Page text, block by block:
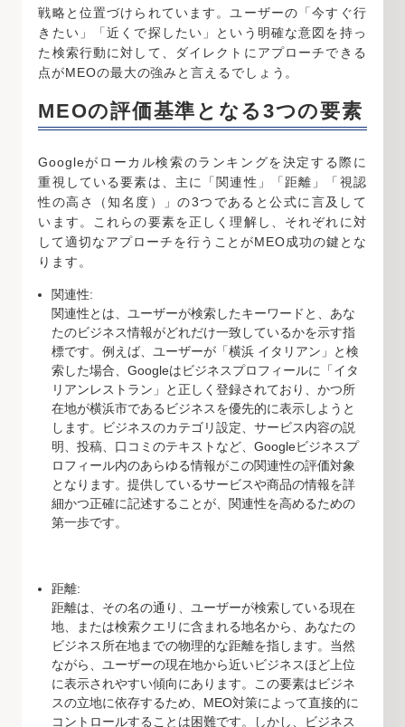
戦略と位置づけられています。ユーザーの「今すぐ行
きたい」「近くで探したい」という明確な意図を持っ
た検索行動に対して、ダイレクトにアプローチできる
点がMEOの最大の強みと言えるでしょう。
MEOの評価基準となる3つの要素
Googleがローカル検索のランキングを決定する際に
重視している要素は、主に「関連性」「距離」「視認
性の高さ（知名度）」の3つであると公式に言及して
います。これらの要素を正しく理解し、それぞれに対
して適切なアプローチを行うことがMEO成功の鍵とな
ります。
関連性:
関連性とは、ユーザーが検索したキーワードと、あな
たのビジネス情報がどれだけ一致しているかを示す指
標です。例えば、ユーザーが「横浜 イタリアン」と検
索した場合、Googleはビジネスプロフィールに「イタ
リアンレストラン」と正しく登録されており、かつ所
在地が横浜市であるビジネスを優先的に表示しようと
します。ビジネスのカテゴリ設定、サービス内容の説
明、投稿、口コミのテキストなど、Googleビジネスプ
ロフィール内のあらゆる情報がこの関連性の評価対象
となります。提供しているサービスや商品の情報を詳
細かつ正確に記述することが、関連性を高めるための
第一歩です。
距離:
距離は、その名の通り、ユーザーが検索している現在
地、または検索クエリに含まれる地名から、あなたの
ビジネス所在地までの物理的な距離を指します。当然
ながら、ユーザーの現在地から近いビジネスほど上位
に表示されやすい傾向にあります。この要素はビジネ
スの立地に依存するため、MEO対策によって直接的に
コントロールすることは困難です。しかし、ビジネス